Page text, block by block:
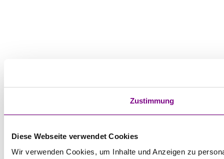
Zustimmung
Diese Webseite verwendet Cookies
Wir verwenden Cookies, um Inhalte und Anzeigen zu